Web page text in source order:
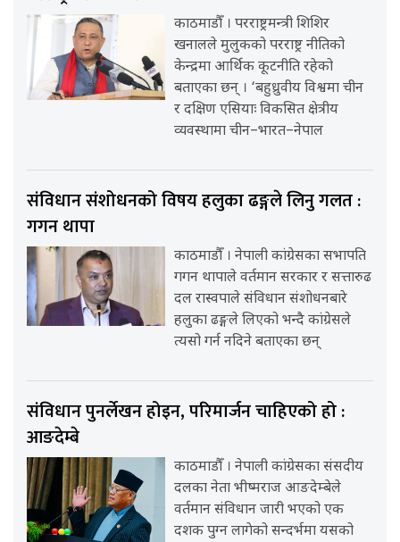
काठमाडौँ । परराष्ट्रमन्त्री शिशिर
खनालले मुलुकको परराष्ट्र नीतिको
केन्द्रमा आर्थिक कूटनीति रहेको
बताएका छन् । ‘बहुध्रुवीय विश्वमा चीन
र दक्षिण एसियाः विकसित क्षेत्रीय
व्यवस्थामा चीन–भारत–नेपाल
संविधान संशोधनको विषय हलुका ढङ्गले लिनु गलत :
गगन थापा
काठमाडौँ । नेपाली कांग्रेसका सभापति
गगन थापाले वर्तमान सरकार र सत्तारुढ
दल रास्वपाले संविधान संशोधनबारे
हलुका ढङ्गले लिएको भन्दै कांग्रेसले
त्यसो गर्न नदिने बताएका छन्
संविधान पुनर्लेखन होइन, परिमार्जन चाहिएको हो :
आङदेम्बे
काठमाडौँ । नेपाली कांग्रेसका संसदीय
दलका नेता भीष्मराज आङदेम्बेले
वर्तमान संविधान जारी भएको एक
दशक पुग्न लागेको सन्दर्भमा यसको